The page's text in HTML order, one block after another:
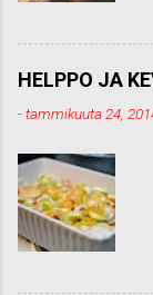
HELPPO JA
-tammikuuta 24,